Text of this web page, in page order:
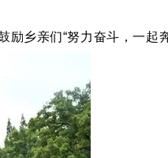
乡亲们“努力奋斗，一起